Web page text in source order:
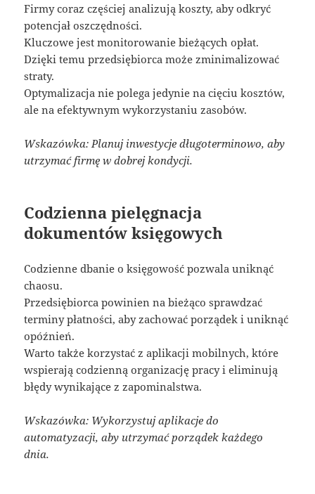
Firmy coraz częściej analizują koszty, aby odkryć
potencjał oszczędności.
Kluczowe jest monitorowanie bieżących opłat.
Dzięki temu przedsiębiorca może zminimalizować
straty.
Optymalizacja nie polega jedynie na cięciu kosztów,
ale na efektywnym wykorzystaniu zasobów.
Wskazówka: Planuj inwestycje długoterminowo, aby
utrzymać firmę w dobrej kondycji.
Codzienna pielęgnacja
dokumentów księgowych
Codzienne dbanie o księgowość pozwala uniknąć
chaosu.
Przedsiębiorca powinien na bieżąco sprawdzać
terminy płatności, aby zachować porządek i uniknąć
opóźnień.
Warto także korzystać z aplikacji mobilnych, które
wspierają codzienną organizację pracy i eliminują
błędy wynikające z zapominalstwa.
Wskazówka: Wykorzystuj aplikacje do
automatyzacji, aby utrzymać porządek każdego
dnia.